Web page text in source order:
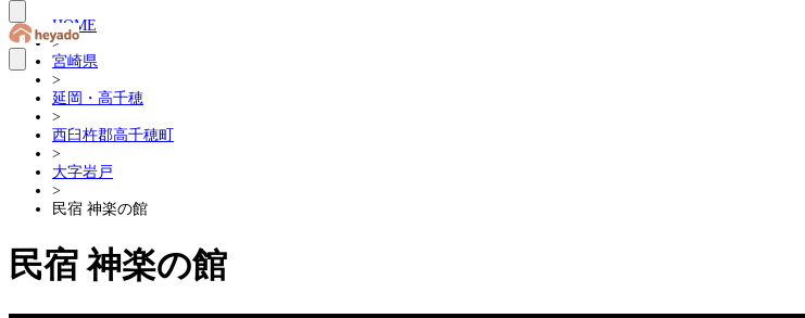
HOME
>
宮崎県
>
延岡・高千穂
>
西臼杵郡高千穂町
>
大字岩戸
>
民宿 神楽の館
民宿 神楽の館